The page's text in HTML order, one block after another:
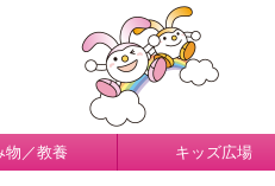
物／教養 キッズ広場